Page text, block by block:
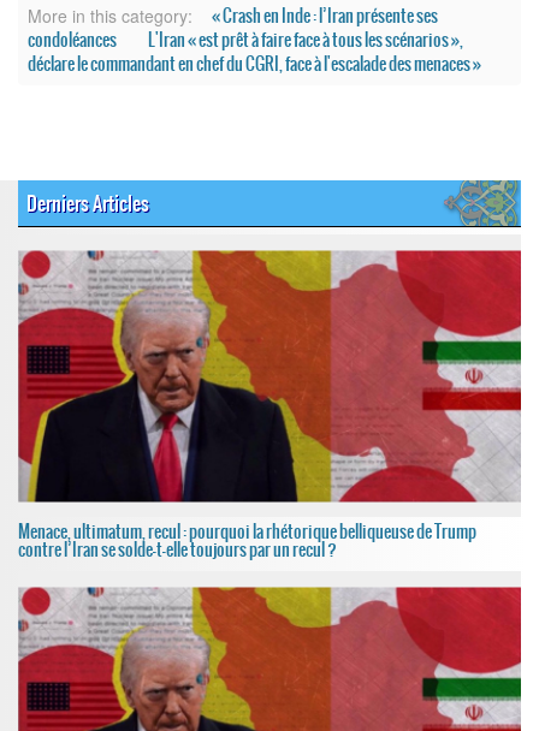
More in this category:
« Crash en Inde : l’Iran présente ses
condoléances
L'Iran « est prêt à faire face à tous les scénarios »,
déclare le commandant en chef du CGRI, face à l'escalade des menaces »
Derniers Articles
Menace, ultimatum, recul : pourquoi la rhétorique belliqueuse de Trump
contre l’Iran se solde-t-elle toujours par un recul ?